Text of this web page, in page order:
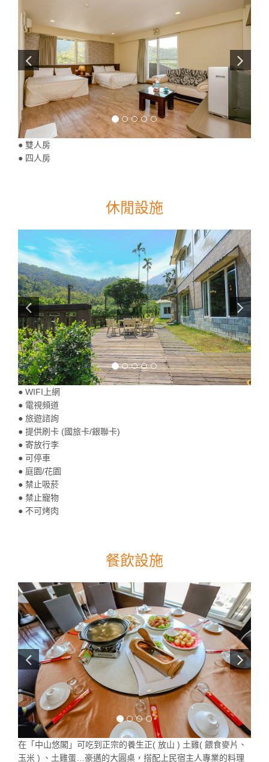
● 雙人房
● 四人房
休閒設施
● WIFI上網
● 電視頻道
● 旅遊諮詢
● 提供刷卡 (國旅卡/銀聯卡)
● 寄放行李
● 可停車
● 庭園/花園
● 禁止吸菸
● 禁止寵物
● 不可烤肉
餐飲設施
在「中山悠閣」可吃到正宗的養生正( 放山 ) 土雞( 餵食麥片、
玉米 ) 、土雞蛋…豪邁的大圓桌，搭配上民宿主人專業的料理